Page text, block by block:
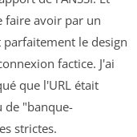
faire avoir par un
le design
factice. J'ai
que l'URL était
de "banque-
strictes.